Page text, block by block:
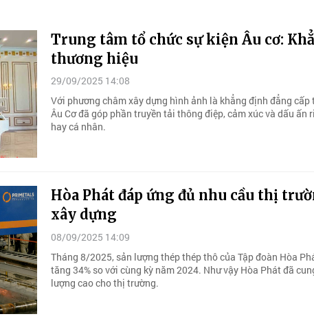
Trung tâm tổ chức sự kiện Âu cơ:
thương hiệu
29/09/2025 14:08
Với phương châm xây dựng hình ảnh là khẳng định đẳng cấp
Âu Cơ đã góp phần truyền tải thông điệp, cảm xúc và dấu ấn
hay cá nhân.
Hòa Phát đáp ứng đủ nhu cầu thị
xây dựng
08/09/2025 14:09
Tháng 8/2025, sản lượng thép thép thô của Tập đoàn Hòa
tăng 34% so với cùng kỳ năm 2024. Như vậy Hòa Phát đã
lượng cao cho thị trường.